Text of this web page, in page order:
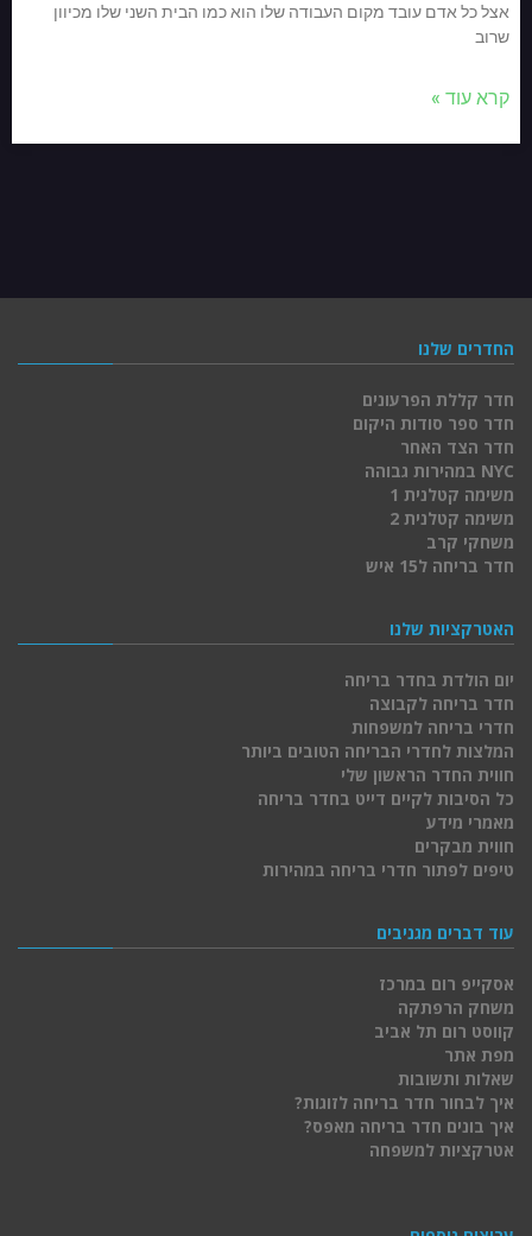
אצל כל אדם עובד מקום העבודה שלו הוא כמו הבית השני שלו מכיוון
שרוב
קרא עוד »
החדרים שלנו
חדר קללת הפרעונים
חדר ספר סודות היקום
חדר הצד האחר
NYC במהירות גבוהה
משימה קטלנית 1
משימה קטלנית 2
משחקי קרב
חדר בריחה ל15 איש
האטרקציות שלנו
יום הולדת בחדר בריחה
חדר בריחה לקבוצה
חדרי בריחה למשפחות
המלצות לחדרי הבריחה הטובים ביותר
חווית החדר הראשון שלי
כל הסיבות לקיים דייט בחדר בריחה
מאמרי מידע
חווית מבקרים
טיפים לפתור חדרי בריחה במהירות
עוד דברים מגניבים
אסקייפ רום במרכז
משחק הרפתקה
קווסט רום תל אביב
מפת אתר
שאלות ותשובות
איך לבחור חדר בריחה לזוגות?
איך בונים חדר בריחה מאפס?
אטרקציות למשפחה